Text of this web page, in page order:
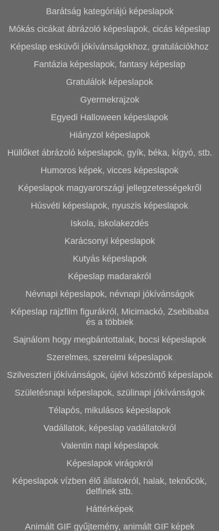
Barátság kategóriájú képeslapok
Mókás cicákat ábrázoló képeslapok, cicás képeslap
Képeslap esküvői jókívánságokhoz, gratulációkhoz
Fantázia képeslapok, fantasy képeslap
Gratulálok képeslapok
Gyermekrajzok
Egyedi Halloween képeslapok
Hiányzol képeslapok
Hüllőket ábrázoló képeslapok, gyík, béka, kígyó, stb.
Humoros képek, vicces képeslapok
Képeslapok magyarországi jellegzetességekről
Húsvéti képeslapok, nyuszis képeslapok
Iskola, iskolakezdés
Karácsonyi képeslapok
Kutyás képeslapok
Képeslap madarakról
Névnapi képeslapok, névnapi jókívánságok
Képeslap rajzfilm figurákról, Micimackó, Zsebibaba
és a többiek
Sajnálom hogy megbántottalak, bocsi képeslapok
Szerelmes, szerelmi képeslapok
Szilveszteri jókívánságok, újévi köszöntő képeslapok
Születésnapi képeslapok, szülinapi jókívánságok
Télapós, mikulásos képeslapok
Vadállatok, képeslap vadállatokról
Valentin napi képeslapok
Képeslapok virágokról
Képeslapok vízben élő állatokról, halak, teknőcök,
delfinek stb.
Háttérképek
Animált GIF gyűjtemény, animált GIF képek